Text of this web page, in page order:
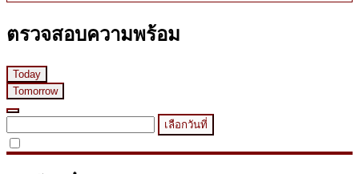
ตรวจสอบความพร้อม
Today
Tomorrow
เลือกวันที่